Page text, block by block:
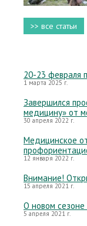
>> все статьи
20-23 февраля
1 марта 2025 г.
Завершился
медицину» от
30 апреля 2022 г.
Медицинское
12 января 2022 г.
Внимание!
15 апреля 2021 г.
О новом
5 апреля 2021 г.